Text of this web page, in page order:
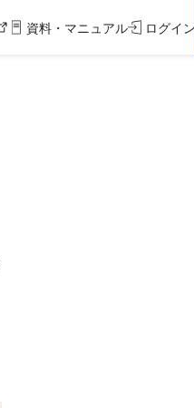
資料・マニュアル ログイン